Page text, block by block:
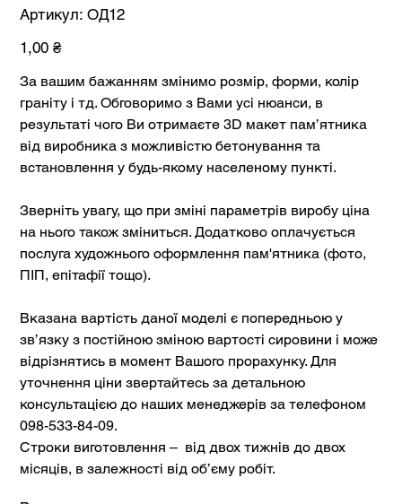
Артикул: Артикул
ОД12
ОД12
Ціна
1,00 ₴
За вашим бажанням змінимо розмір, форми, колір
граніту і тд. Обговоримо з Вами усі нюанси, в
результаті чого Ви отримаєте 3D макет пам’ятника
від виробника з можливістю бетонування та
встановлення у будь-якому населеному пункті.
Зверніть увагу, що при зміні параметрів виробу ціна
на нього також зміниться. Додатково оплачується
послуга художнього оформлення пам'ятника (фото,
ПІП, епітафії тощо).
Вказана вартість даної моделі є попередньою у
зв’язку з постійною зміною вартості сировини і може
відрізнятись в момент Вашого прорахунку. Для
уточнення ціни звертайтесь за детальною
консультацією до наших менеджерів за телефоном
098-533-84-09.
Строки виготовлення – від двох тижнів до двох
місяців, в залежності від об’єму робіт.